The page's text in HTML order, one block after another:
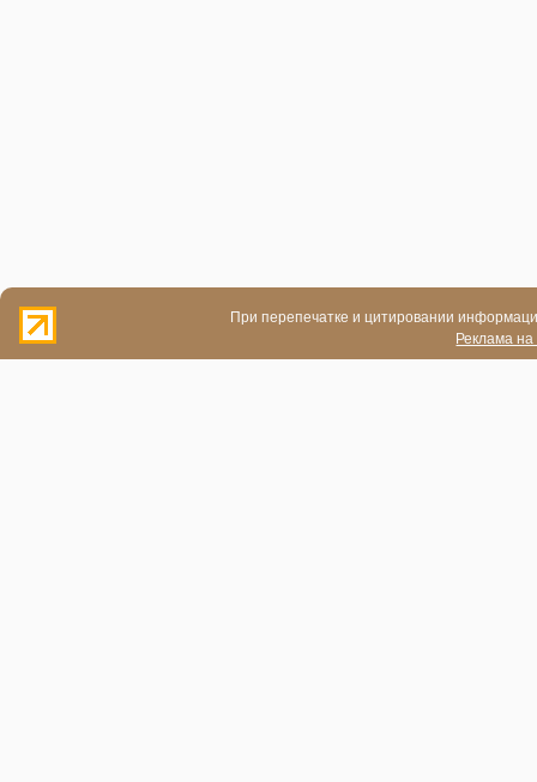
При перепечатке и цитировании
Реклама на